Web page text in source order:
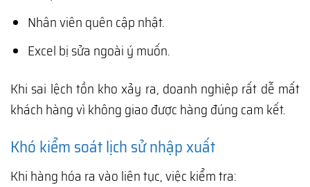
Nhân viên quên cập nhật.
Excel bị sửa ngoài ý muốn.
Khi sai lệch tồn kho xảy ra, doanh nghiệp rất dễ mất
khách hàng vì không giao được hàng đúng cam kết.
Khó kiểm soát lịch sử nhập xuất
Khi hàng hóa ra vào liên tục, việc kiểm tra: